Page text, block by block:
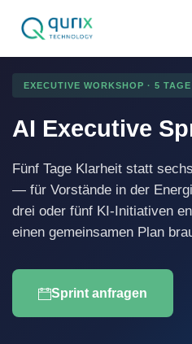
EXECUTIVE WORKSHOP · 5
AI Executive
Fünf Tage Klarheit statt
— für Vorstände in der
drei oder fünf KI-Initiativen
einen gemeinsamen Plan
Sprint anfragen